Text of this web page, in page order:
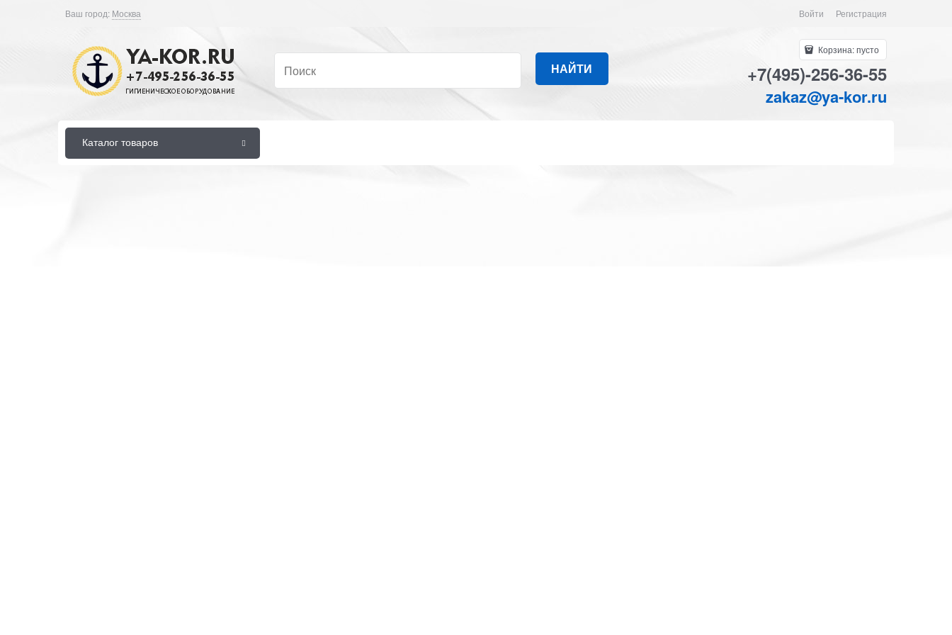
Ваш город: Москва Войти Регистрация
НАЙТИ
Корзина:пусто
+7(495)-256-36-55
zakaz@ya-kor.ru
Каталог товаров